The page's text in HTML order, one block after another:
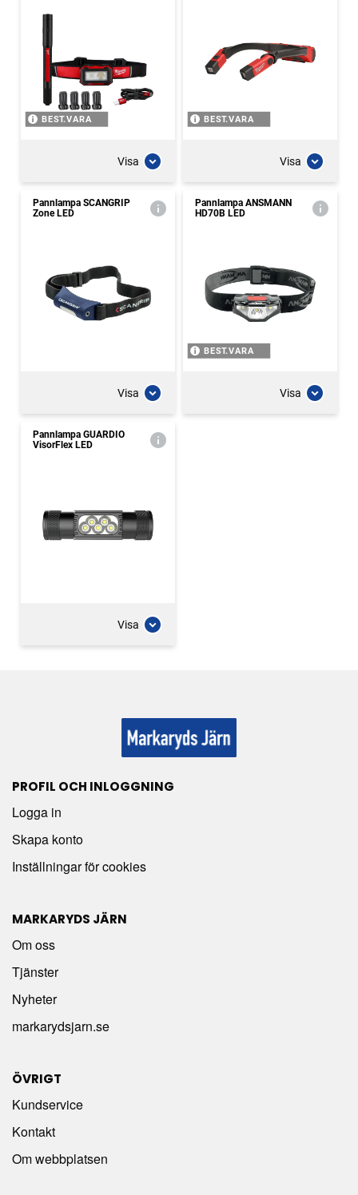
BEST.VARA
Visa
BEST.VARA
Visa
Pannlampa SCANGRIP
Zone LED
Visa
Pannlampa ANSMANN
HD70B LED
BEST.VARA
Visa
Pannlampa GUARDIO
VisorFlex LED
Visa
PROFIL OCH INLOGGNING
Logga in
Skapa konto
Inställningar för cookies
MARKARYDS JÄRN
Om oss
Tjänster
Nyheter
markarydsjarn.se
ÖVRIGT
Kundservice
Kontakt
Om webbplatsen